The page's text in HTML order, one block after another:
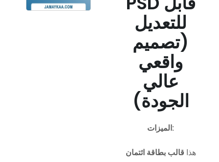
للتعديل
(تصميم
واقعي
عالي
الجودة)
الميزات:
هذا قالب بطاقة ائتمان